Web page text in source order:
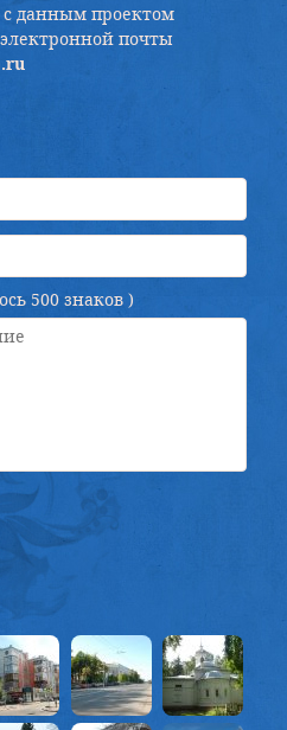
с данным проектом
почты
500 знаков )